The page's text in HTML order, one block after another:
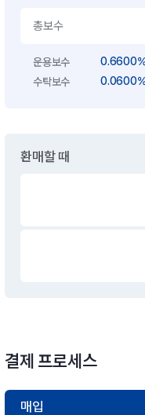
총보수
운용보수
수탁보수
환매할 때
결제 프로세스
매입